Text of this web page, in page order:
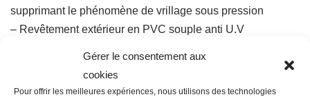
Gérer le consentement aux
cookies
Pour offrir les meilleures expériences, nous utilisons des technologies
supprimant le phénomène de vrillage sous pression
– Revêtement extérieur en PVC souple anti U.V
– Plage de diamètres : Ø15 à 50